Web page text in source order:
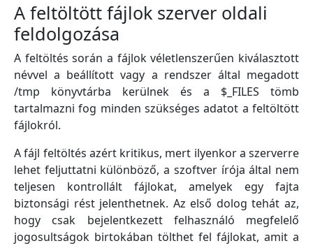
A feltöltött fájlok szerver oldali
feldolgozása
A feltöltés során a fájlok véletlenszerűen kiválasztott
névvel a beállított vagy a rendszer által megadott
/tmp könyvtárba kerülnek és a $_FILES tömb
tartalmazni fog minden szükséges adatot a feltöltött
fájlokról.
A fájl feltöltés azért kritikus, mert ilyenkor a szerverre
lehet feljuttatni különböző, a szoftver írója által nem
teljesen kontrollált fájlokat, amelyek egy fajta
biztonsági rést jelenthetnek. Az első dolog tehát az,
hogy csak bejelentkezett felhasználó megfelelő
jogosultságok birtokában tölthet fel fájlokat, amit a